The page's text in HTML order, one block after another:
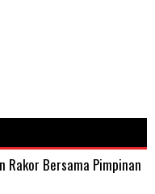
Rakor Bersama Pimpinan